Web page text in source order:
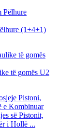
(1+4+1)
të gomës U2
së Pistonit,
i Hollë ...